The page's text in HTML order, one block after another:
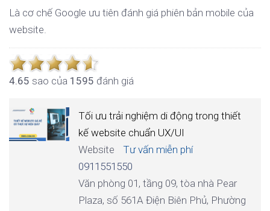
Là cơ chế Google ưu tiên đánh giá phiên bản mobile của
website.
4.65 sao của 1595 đánh giá
Tối ưu trải nghiệm di động trong thiết
kế website chuẩn UX/UI
Website
Tư vấn miễn phí
0911551550
Văn phòng 01, tầng 09, tòa nhà Pear
Plaza, số 561A Điện Biên Phủ, Phường